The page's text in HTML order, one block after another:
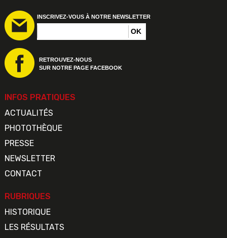
INSCRIVEZ-VOUS À NOTRE NEWSLETTER
RETROUVEZ-NOUS
SUR NOTRE PAGE FACEBOOK
INFOS PRATIQUES
ACTUALITÉS
PHOTOTHÈQUE
PRESSE
NEWSLETTER
CONTACT
RUBRIQUES
HISTORIQUE
LES RÉSULTATS